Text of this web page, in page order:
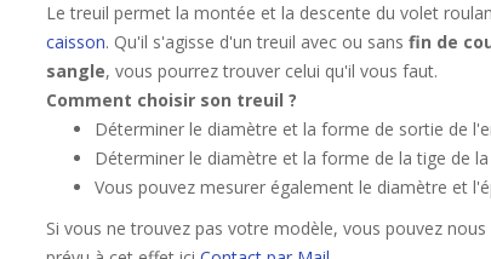
Le treuil permet la montée et la descente du volet
caisson. Qu'il s'agisse d'un treuil avec ou sans fin de
sangle, vous pourrez trouver celui qu'il vous faut.
Comment choisir son treuil ?
Déterminer le diamètre et la forme de sortie de
Déterminer le diamètre et la forme de la tige de
Vous pouvez mesurer également le diamètre et
Si vous ne trouvez pas votre modèle, vous pouvez